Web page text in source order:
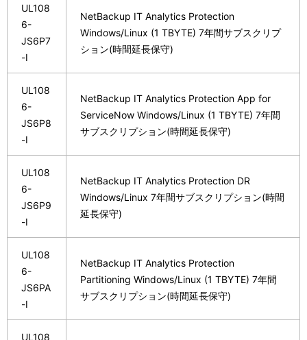
UL108
6-
JS6P7
-I
NetBackup IT Analytics Protection
Windows/Linux (1 TBYTE) 7年間サブスクリプ
ション(時間延長保守)
UL108
6-
JS6P8
-I
NetBackup IT Analytics Protection App for
ServiceNow Windows/Linux (1 TBYTE) 7年間
サブスクリプション(時間延長保守)
UL108
6-
JS6P9
-I
NetBackup IT Analytics Protection DR
Windows/Linux 7年間サブスクリプション(時間
延長保守)
UL108
6-
JS6PA
-I
NetBackup IT Analytics Protection
Partitioning Windows/Linux (1 TBYTE) 7年間
サブスクリプション(時間延長保守)
UL108